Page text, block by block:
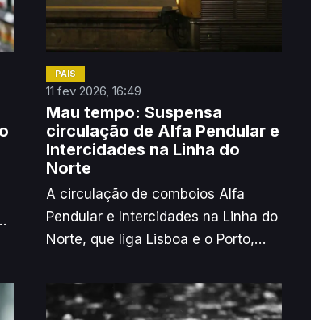
PAÍS
11 fev 2026, 16:49
Mau tempo: Suspensa
circulação de Alfa Pendular e
Intercidades na Linha do
Norte
A circulação de comboios Alfa
Pendular e Intercidades na Linha do
Norte, que liga Lisboa e o Porto,
registando-se também
perturbações nas linhas da Beira